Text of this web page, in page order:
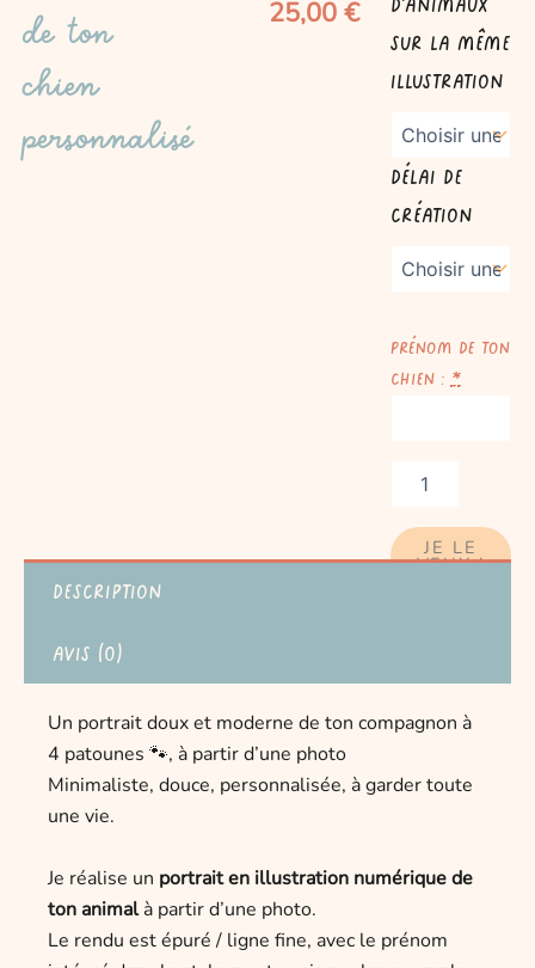
de ton
chien
personnalisé
25,00 €
sur la même
illustration
Délai de
création
Prénom de ton
chien : *
Portrait
ton
chien
JE LE
VEUX !
Description
Avis (0)
Un portrait doux et moderne de ton compagnon à
4 patounes 🐾, à partir d’une photo
Minimaliste, douce, personnalisée, à garder toute
une vie.
Je réalise un portrait en illustration numériquede
ton animalà partir d’une photo.
Le rendu est épuré / ligne fine, avec le prénom